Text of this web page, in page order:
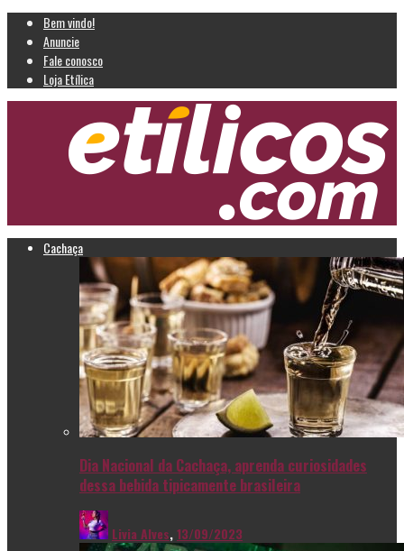
Bem vindo!
Anuncie
Fale conosco
Loja Etílica
Cachaça
Dia Nacional da Cachaça, aprenda curiosidades
dessa bebida tipicamente brasileira
Livia Alves,13/09/2023